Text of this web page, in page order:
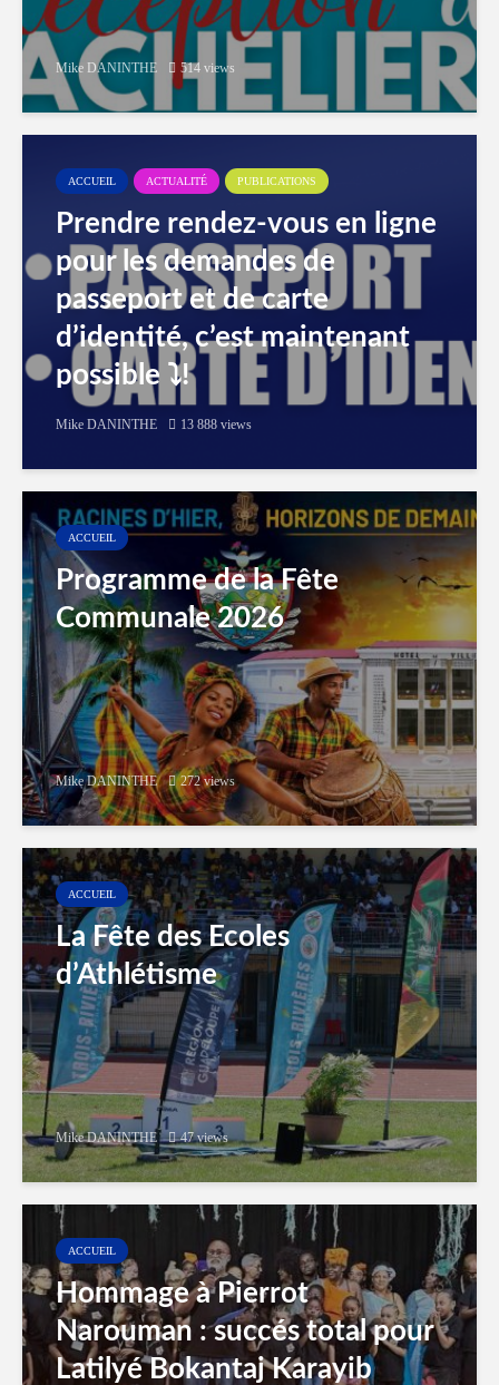
Mike DANINTHE 514 views
ACCUEIL ACTUALITÉ PUBLICATIONS
Prendre rendez-vous en ligne
pour les demandes de
passeport et de carte
d’identité, c’est maintenant
possible ⤵️!
Mike DANINTHE 13 888 views
ACCUEIL
Programme de la Fête
Communale 2026
Mike DANINTHE 272 views
ACCUEIL
La Fête des Ecoles
d’Athlétisme
Mike DANINTHE 47 views
ACCUEIL
Hommage à Pierrot
Narouman : succés total pour
Latilyé Bokantaj Karayib